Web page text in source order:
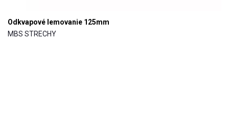
Odkvapové lemovanie 125mm
MBS STRECHY